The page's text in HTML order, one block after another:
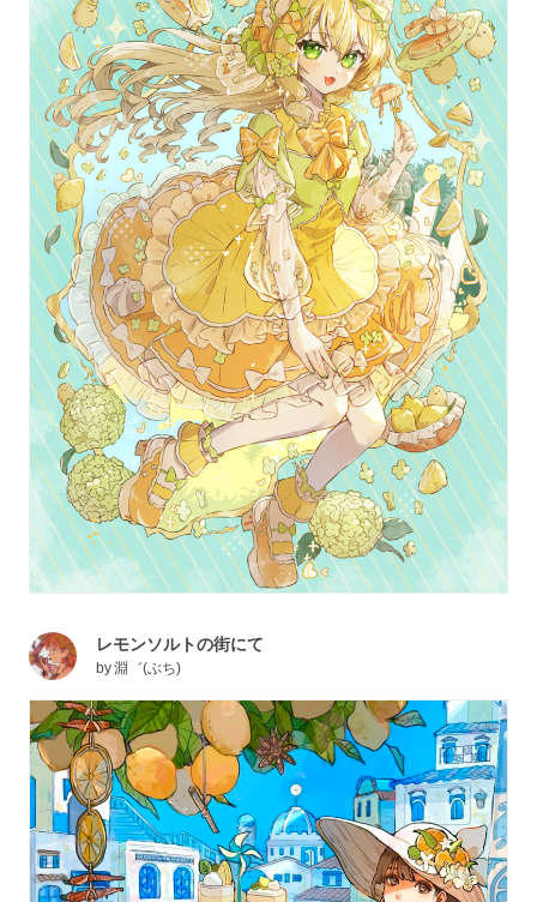
レモンソルトの街にて
by淵゛(ぶち)